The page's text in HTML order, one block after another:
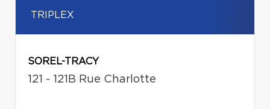
TRIPLEX
SOREL-TRACY
121 - 121B Rue Charlotte